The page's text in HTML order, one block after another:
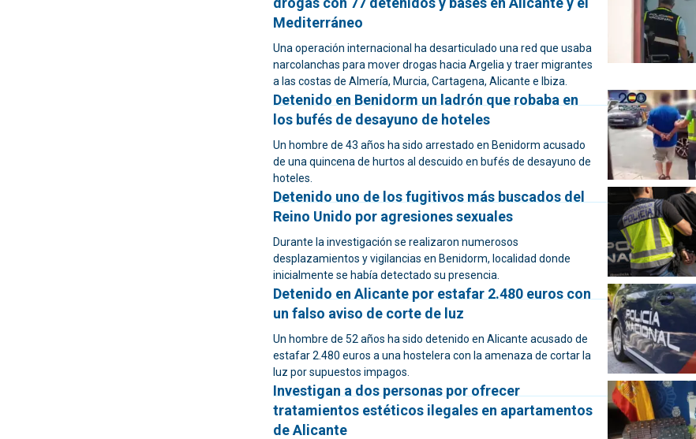
Mediterráneo
Una operación internacional ha desarticulado una red que usaba
narcolanchas para mover drogas hacia Argelia y traer migrantes
a las costas de Almería, Murcia, Cartagena, Alicante e Ibiza.
Detenido en Benidorm un ladrón que robaba en
los bufés de desayuno de hoteles
Un hombre de 43 años ha sido arrestado en Benidorm acusado
de una quincena de hurtos al descuido en bufés de desayuno de
hoteles.
Detenido uno de los fugitivos más buscados del
Reino Unido por agresiones sexuales
Durante la investigación se realizaron numerosos
desplazamientos y vigilancias en Benidorm, localidad donde
inicialmente se había detectado su presencia.
Detenido en Alicante por estafar 2.480 euros con
un falso aviso de corte de luz
Un hombre de 52 años ha sido detenido en Alicante acusado de
estafar 2.480 euros a una hostelera con la amenaza de cortar la
luz por supuestos impagos.
Investigan a dos personas por ofrecer
tratamientos estéticos ilegales en apartamentos
de Alicante